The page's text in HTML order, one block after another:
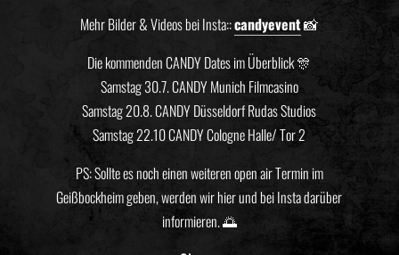
Mehr Bilder & Videos bei Insta::candyevent📸
Die kommenden CANDY Dates im Überblick 🎊
Samstag 30.7. CANDY Munich Filmcasino
Samstag 20.8. CANDY Düsseldorf Rudas Studios
Samstag 22.10 CANDY Cologne Halle/ Tor 2
PS: Sollte es noch einen weiteren open air Termin im
Geißbockheim geben, werden wir hier und bei Insta darüber
informieren. 🌅